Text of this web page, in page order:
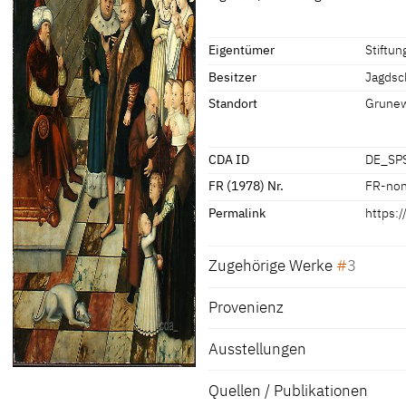
[vgl. Elke A. Werner, Exhib. Cat.
Eigentümer
Besitzer
Standort
CDA ID
FR (1978) Nr.
FR-
Permalink
Zugehörige Werke 3
Stiftung
Provenienz
[Exhib. Cat. Berlin 2009, 200-201,
Ausstellungen
Quellen / Publikationen